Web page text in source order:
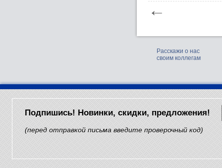
←
Расскажи о нас
своим коллегам
Подпишись! Новинки, скидки, предложения!
(перед отправкой письма введите проверочный код)